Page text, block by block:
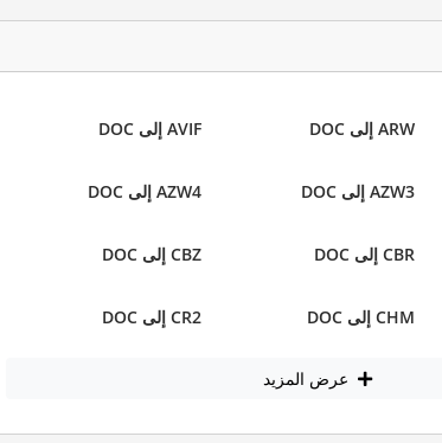
ARW إلى DOC AVIF إلى DOC
AZW3 إلى DOC AZW4 إلى DOC
CBR إلى DOC CBZ إلى DOC
CHM إلى DOC CR2 إلى DOC
عرض المزيد